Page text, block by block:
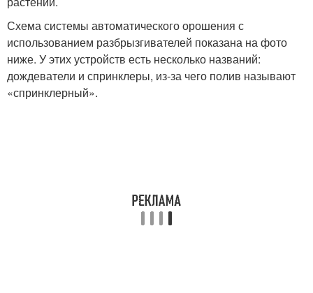
Схема системы автоматического орошения с
использованием разбрызгивателей показана на фото
ниже. У этих устройств есть несколько названий:
дождеватели и спринклеры, из-за чего полив называют
«спринклерный».